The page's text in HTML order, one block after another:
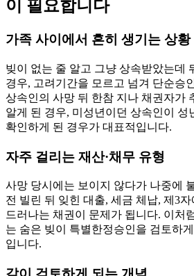
이 필요합니다
가족 사이에서 흔히 생기는 상황
빚이 없는 줄 알고 그냥 상속받았는데
경우, 고려기간을 모르고 넘겨 단순승
상속인의 사망 뒤 한참 지나 채권자가
알게 된 경우, 미성년이던 상속인이 성
확인하게 된 경우가 대표적입니다.
자주 걸리는 재산·채무 유형
사망 당시에는 보이지 않다가 나중에
전 빌린 뒤 잊힌 대출, 세금 체납, 제3
드러나는 채권이 문제가 됩니다. 이처
는 숨은 빚이 특별한정승인을 검토하
입니다.